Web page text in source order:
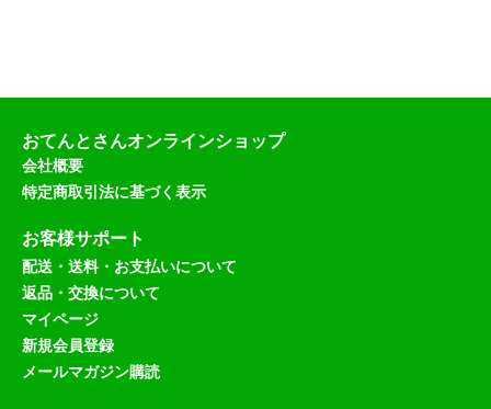
おてんとさんオンラインショップ
会社概要
特定商取引法に基づく表示
お客様サポート
配送・送料・お支払いについて
返品・交換について
マイページ
新規会員登録
メールマガジン購読